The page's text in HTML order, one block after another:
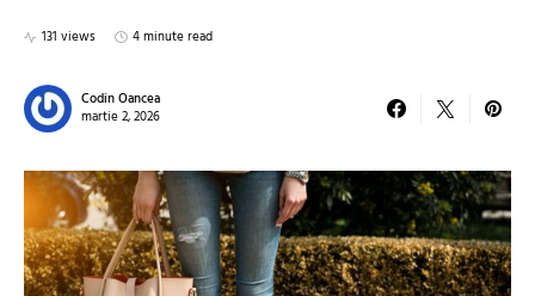
131 views 4 minute read
Codin Oancea
martie 2, 2026